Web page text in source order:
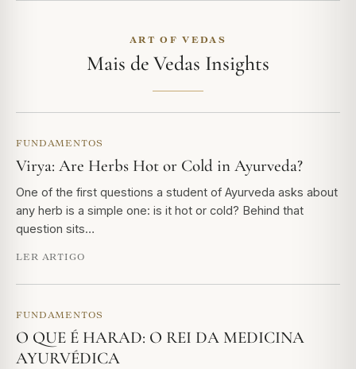
ART OF VEDAS
Mais de Vedas Insights
FUNDAMENTOS
Virya: Are Herbs Hot or Cold in Ayurveda?
One of the first questions a student of Ayurveda asks about
any herb is a simple one: is it hot or cold? Behind that
question sits…
LER ARTIGO
FUNDAMENTOS
O QUE É HARAD: O REI DA MEDICINA
AYURVÉDICA